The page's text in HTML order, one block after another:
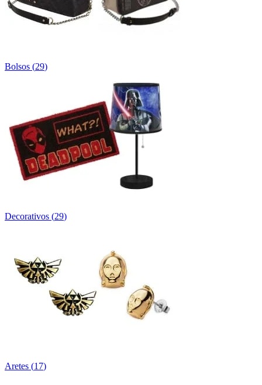
Bolsos (29)
Decorativos (29)
Aretes (17)